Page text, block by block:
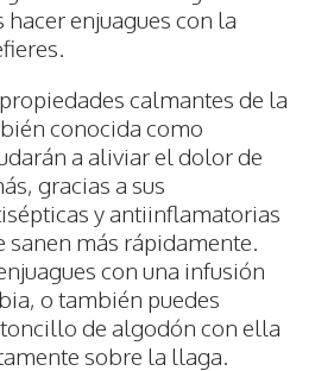
enjuagues con la
calmantes de la
conocida como
a aliviar el dolor de
gracias a sus
y antiinflamatorias
más rápidamente.
con una infusión
o también puedes
de algodón con ella
sobre la llaga.